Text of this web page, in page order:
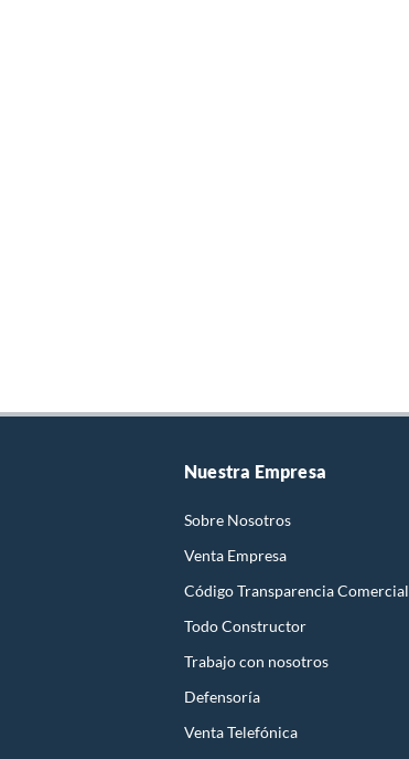
Nuestra Empresa
Sobre Nosotros
Venta Empresa
Código Transparencia Comercial
Todo Constructor
Trabajo con nosotros
Defensoría
Venta Telefónica